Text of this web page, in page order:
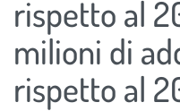
rispetto al
milioni di
rispetto al